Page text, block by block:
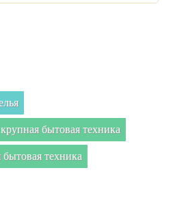
бытовая техника
техника